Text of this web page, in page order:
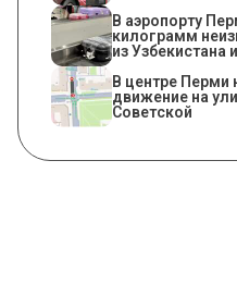
В аэропорту
килограмм
из Узбекистана
В центре Перми
движение на
Советской